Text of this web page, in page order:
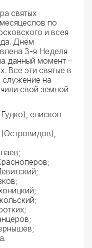
святых
по
и всея
Днём
3-я Неделя
данный момент –
Все эти святые в
служение на
свой земной
епископ